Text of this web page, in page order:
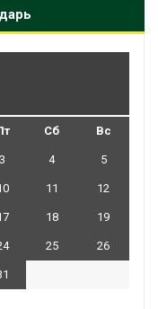
Сб Вс
3 4 5
11 12
18 19
25 26